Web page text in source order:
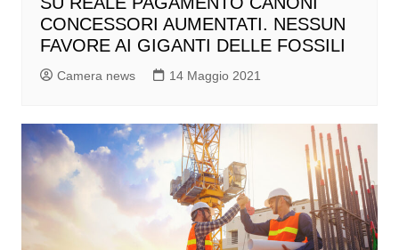
CONCESSORI AUMENTATI. NESSUN
FAVORE AI GIGANTI DELLE FOSSILI
Camera news 14 Maggio 2021